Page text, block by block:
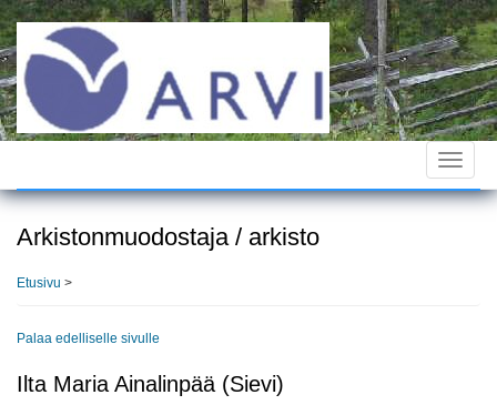
Hyppää
pääsisältöön
Toggle
Arkistonmuodostaja / arkisto
Etusivu >
Palaa edelliselle sivulle
Ilta Maria Ainalinpää (Sievi)